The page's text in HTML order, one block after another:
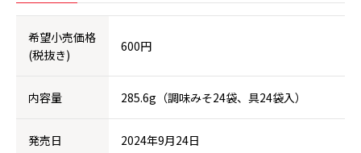
希望小売価格
(税抜き)
600円
内容量 285.6g（調味みそ24袋、具24袋入）
発売日 2024年9月24日